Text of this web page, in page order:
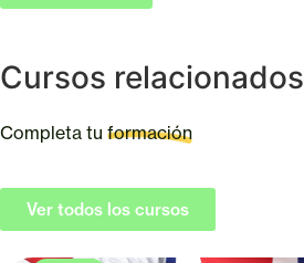
Cursos relacionados
Completa tu formación
Ver todos los cursos